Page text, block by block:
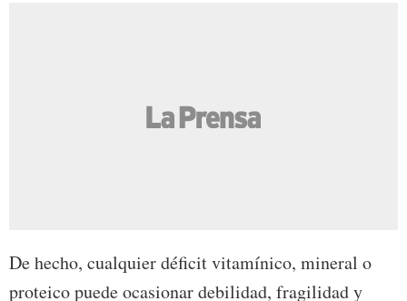
De hecho, cualquier déficit vitamínico, mineral o
proteico puede ocasionar debilidad, fragilidad y